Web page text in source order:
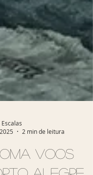
2 min de leitura